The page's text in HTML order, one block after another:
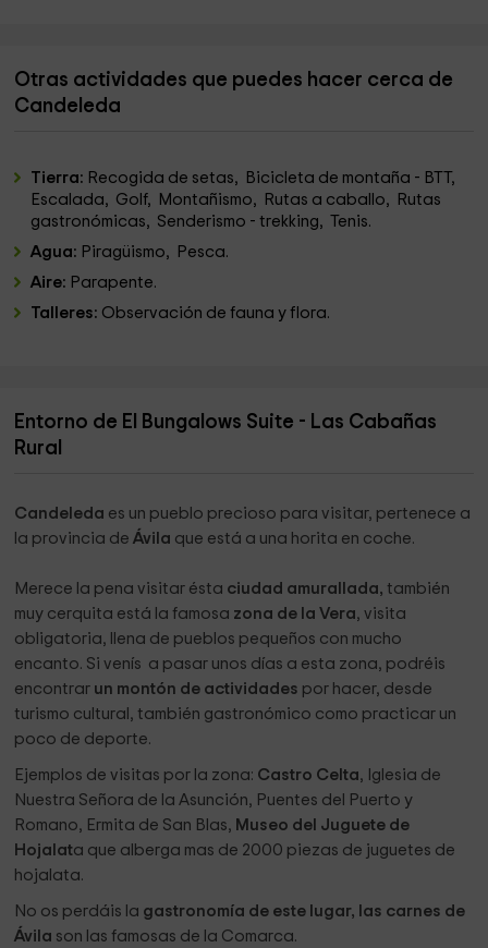
Otras actividades que puedes hacer cerca de
Candeleda
Tierra: Recogida de setas, Bicicleta de montaña - BTT,
Escalada, Golf, Montañismo, Rutas a caballo, Rutas
gastronómicas, Senderismo - trekking, Tenis.
Agua: Piragüismo, Pesca.
Aire: Parapente.
Talleres: Observación de fauna y flora.
Entorno de El Bungalows Suite - Las Cabañas
Rural
Candeleda es un pueblo precioso para visitar, pertenece a
la provincia deÁvila que está a una horita en coche.
Merece la pena visitar ésta ciudad amurallada, también
muy cerquita está la famosa zona de la Vera, visita
obligatoria, llena de pueblos pequeños con mucho
encanto. Si venís a pasar unos días a esta zona, podréis
encontrar un montón de actividades por hacer, desde
turismo cultural, también gastronómico como practicar un
poco de deporte.
Ejemplos de visitas por la zona: Castro Celta, Iglesia de
Nuestra Señora de la Asunción, Puentes del Puerto y
Romano, Ermita de San Blas, Museo del Juguete de
Hojalata que alberga mas de 2000 piezas de juguetes de
hojalata.
No os perdáis la gastronomía de este lugar, las carnes de
Ávila son las famosas de la Comarca.